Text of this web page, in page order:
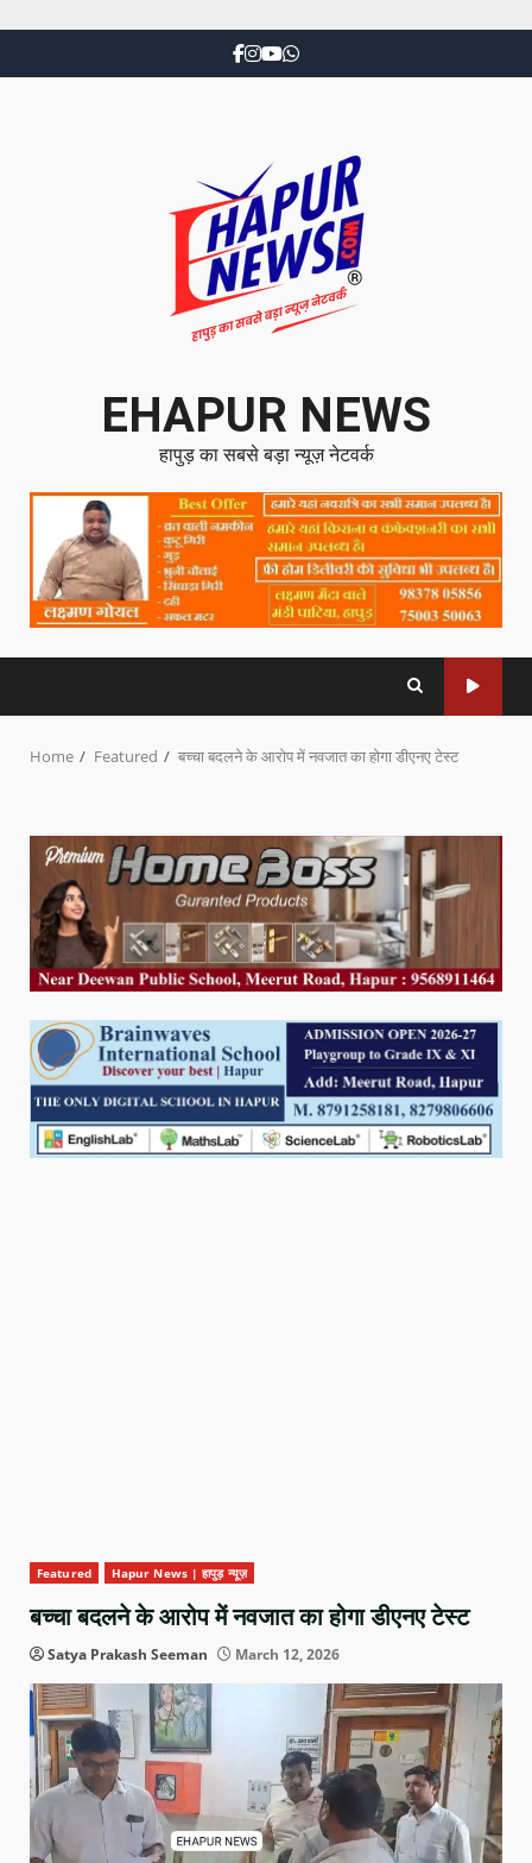
EHAPUR NEWS
हापुड़ का सबसे बड़ा न्यूज़ नेटवर्क
Home Featured बच्चा बदलने के आरोप में नवजात का होगा डीएनए टेस्ट
Featured Hapur News | हापुड़ न्यूज़
बच्चा बदलने के आरोप में नवजात का होगा डीएनए टेस्ट
Satya Prakash Seeman March 12, 2026